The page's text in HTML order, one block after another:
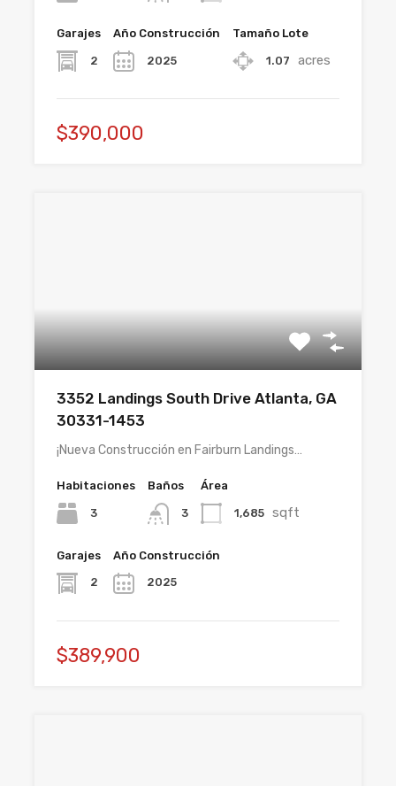
Garajes
2
Año Construcción
2025
Tamaño Lote
1.07 acres
$390,000
3352 Landings South Drive Atlanta, GA
30331-1453
¡Nueva Construcción en Fairburn Landings…
Habitaciones
3
Baños
3
Área
1,685 sqft
Garajes
2
Año Construcción
2025
$389,900